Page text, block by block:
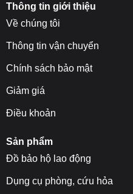
Thông tin giới thiệu
Về chúng tôi
Thông tin vận chuyển
Chính sách bảo mật
Giảm giá
Điều khoản
Sản phẩm
Đồ bảo hộ lao động
Dụng cụ phòng, cứu hỏa